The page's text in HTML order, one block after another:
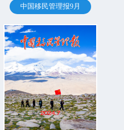
中国移民管理报9月